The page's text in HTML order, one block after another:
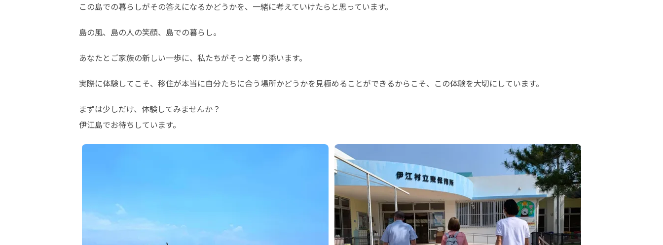
この島での暮らしがその答えになるかどうかを、一緒に考えていけたらと思っています。
島の風、島の人の笑顔、島での暮らし。
あなたとご家族の新しい一歩に、私たちがそっと寄り添います。
実際に体験してこそ、移住が本当に自分たちに合う場所かどうかを見極めることができるからこそ、この体験を大切にしています。
まずは少しだけ、体験してみませんか？
伊江島でお待ちしています。